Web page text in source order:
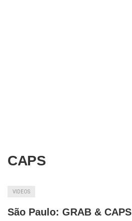
CAPS
VIDEOS
São Paulo: GRAB & CAPS